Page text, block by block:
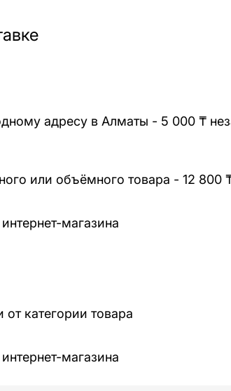
адресу в Алматы - 5 000 ₸
или объёмного товара - 12 800
магазина
категории товара
магазина